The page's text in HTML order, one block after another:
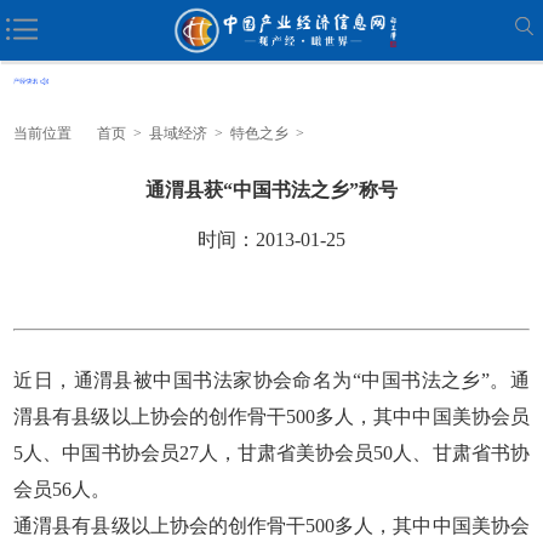
当前位置 首页 > 县域经济 > 特色之乡 >
通渭县获“中国书法之乡”称号
时间：2013-01-25
近日，通渭县被中国书法家协会命名为“中国书法之乡”。通
渭县有县级以上协会的创作骨干500多人，其中中国美协会员
5人、中国书协会员27人，甘肃省美协会员50人、甘肃省书协
会员56人。
通渭县有县级以上协会的创作骨干500多人，其中中国美协会